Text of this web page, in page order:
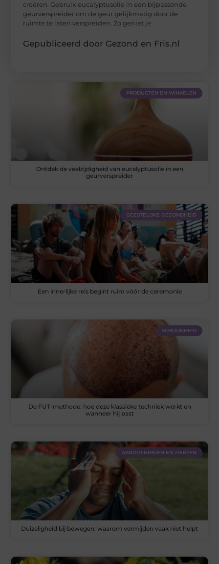
creëren. Gebruik eucalyptusolie in een bijpassende
geurverspreider om de geur gelijkmatig door de
ruimte te laten verspreiden. Zo geniet je
Gepubliceerd door Gezond en Fris.nl
PRODUCTEN EN WINKELEN
Ontdek de veelzijdigheid van eucalyptusolie in een
geurverspreider
GEESTELIJKE GEZONDHEID
Een innerlijke reis begint ruim vóór de ceremonie
SCHOONHEID
De FUT-methode: hoe deze klassieke techniek werkt en
wanneer hij past
AANDOENINGEN EN ZIEKTEN
Duizeligheid bij bewegen: waarom vermijden vaak niet helpt